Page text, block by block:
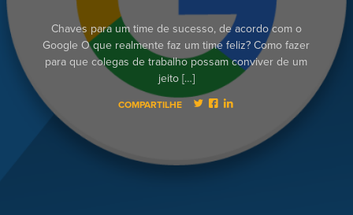
Chaves para um time de sucesso, de acordo com o
Google O que realmente faz um time feliz? Como fazer
para que colegas de trabalho possam conviver de um
jeito […]
COMPARTILHE